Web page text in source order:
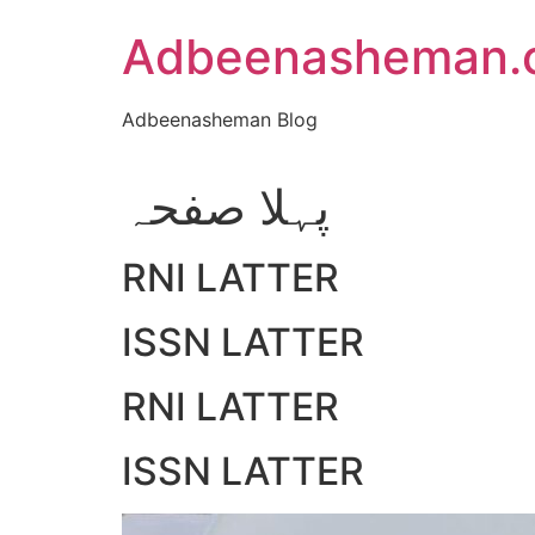
Adbeenasheman Blog
پہلا صفحہ
RNI LATTER
ISSN LATTER
RNI LATTER
ISSN LATTER